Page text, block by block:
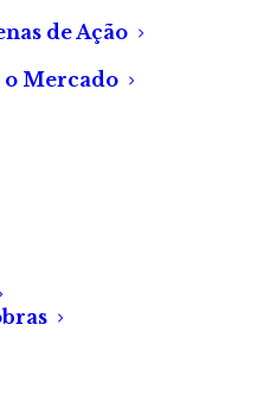
de Ação
o Mercado
para qualquer
indicando a
de
as informações de